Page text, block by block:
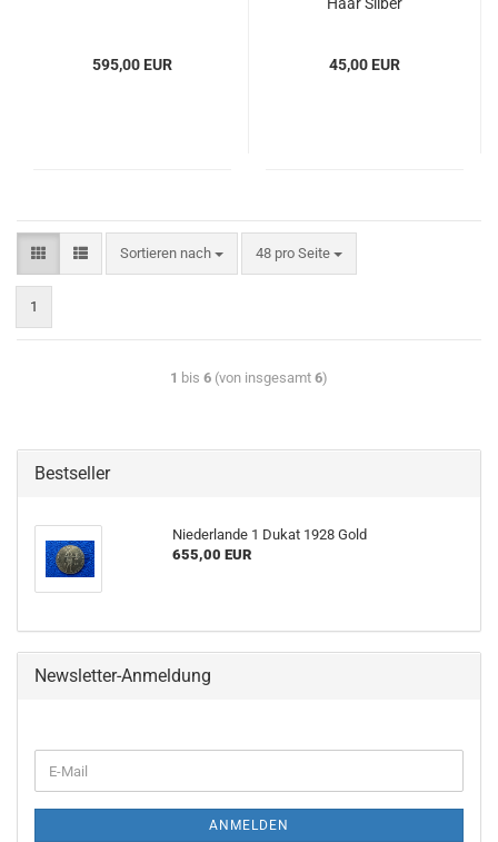
595,00 EUR 45,00 EUR
Sortieren nach 48 pro Seite
1
1 bis 6 (von insgesamt 6)
Bestseller
Niederlande 1 Dukat 1928 Gold
655,00 EUR
Newsletter-Anmeldung
ANMELDEN